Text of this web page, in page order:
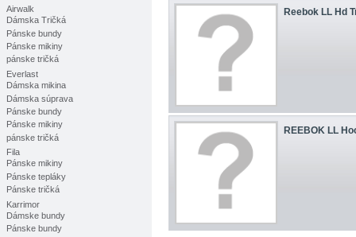
Airwalk
Dámska Tričká
Pánske bundy
Pánske mikiny
pánske tričká
Everlast
Dámska mikina
Dámska súprava
Pánske bundy
Pánske mikiny
pánske tričká
Fila
Pánske mikiny
Pánske tepláky
Pánske tričká
Karrimor
Dámske bundy
Pánske bundy
Reebok LL Hd
REEBOK LL